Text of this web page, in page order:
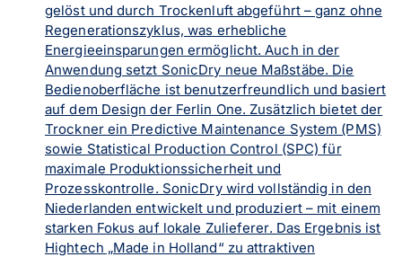
gelöst und durch Trockenluft abgeführt – ganz ohne
Regenerationszyklus, was erhebliche
Energieeinsparungen ermöglicht. Auch in der
Anwendung setzt SonicDry neue Maßstäbe. Die
Bedienoberfläche ist benutzerfreundlich und basiert
auf dem Design der Ferlin One. Zusätzlich bietet der
Trockner ein Predictive Maintenance System (PMS)
sowie Statistical Production Control (SPC) für
maximale Produktionssicherheit und
Prozesskontrolle. SonicDry wird vollständig in den
Niederlanden entwickelt und produziert – mit einem
starken Fokus auf lokale Zulieferer. Das Ergebnis ist
Hightech „Made in Holland“ zu attraktiven